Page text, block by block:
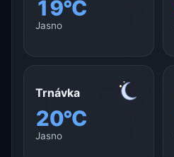
19°C
Jasno
Trnávka
20°C
Jasno